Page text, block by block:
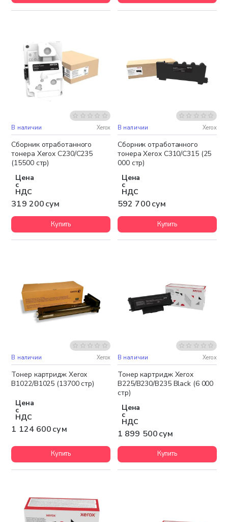
В наличии Xerox
Сборник отработанного
тонера Xerox C230/C235
(15500 стр)
Цена
с
НДС
319 200 сум
Купить
В наличии Xerox
Сборник отработанного
тонера Xerox C310/C315 (25
000 стр)
Цена
с
НДС
592 700 сум
Купить
Бесплатная доставка
В наличии Xerox
Тонер картридж Xerox
B1022/B1025 (13700 стр)
Цена
с
НДС
1 124 600 сум
Купить
Бесплатная доставка
В наличии Xerox
Тонер картридж Xerox
B225/B230/B235 Black (6 000
стр)
Цена
с
НДС
1 899 500 сум
Купить